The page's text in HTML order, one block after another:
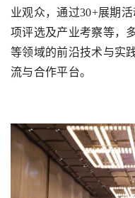
业观众，通过30+展期
项评选及产业考察等，
等领域的前沿技术与实
流与合作平台。